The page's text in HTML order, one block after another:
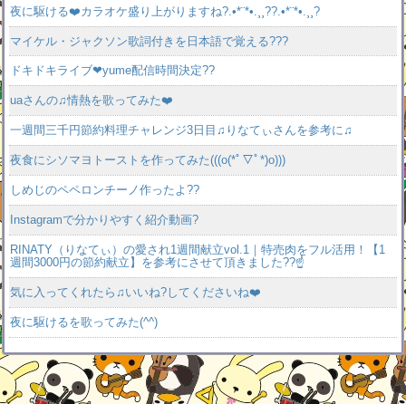
夜に駆ける❤️カラオケ盛り上がりますね?.•*¨*•.¸¸??.•*¨*•.¸¸?
マイケル・ジャクソン歌詞付きを日本語で覚える???
ドキドキライブ❤yume配信時間決定??
uaさんの♫情熱を歌ってみた❤️
一週間三千円節約料理チャレンジ3日目♫りなてぃさんを参考に♫
夜食にシソマヨトーストを作ってみた(((o(*ﾟ▽ﾟ*)o)))
しめじのペペロンチーノ作ったよ??
Instagramで分かりやすく紹介動画?
RINATY（りなてぃ）の愛され1週間献立vol.1｜特売肉をフル活用！【1
週間3000円の節約献立】を参考にさせて頂きました??☝️
気に入ってくれたら♫いいね?してくださいね❤️
夜に駆けるを歌ってみた(^^)